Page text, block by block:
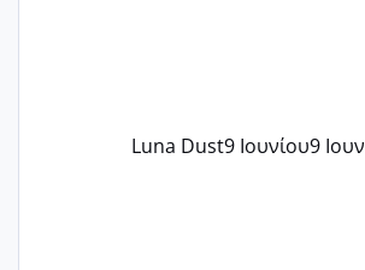
Luna Dust9 Ιουνίου9 Ιουν